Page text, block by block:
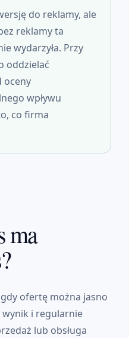
do reklamy, ale
reklamy ta
wydarzyła. Przy
oddzielać
oceny
wpływu
co firma
ma
ofertę można jasno
i regularnie
lub obsługa